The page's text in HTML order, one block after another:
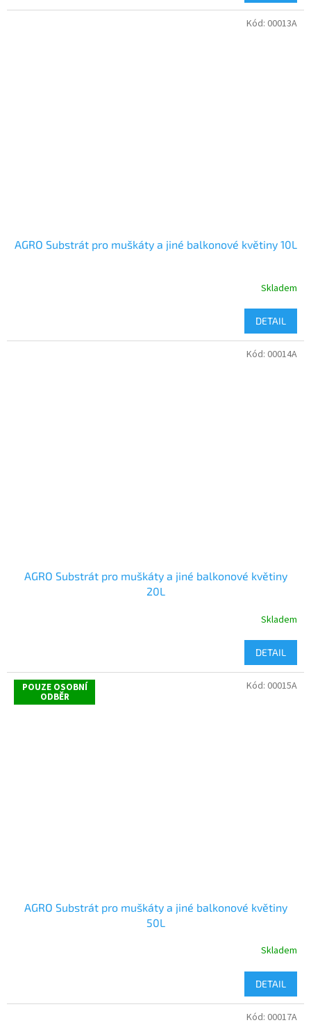
AGRO Substrát pro muškáty a jiné balkonové květiny 10L
Skladem
DETAIL
Kód: 00013A
AGRO Substrát pro muškáty a jiné balkonové květiny
20L
Skladem
DETAIL
Kód: 00014A
POUZE OSOBNÍ
ODBĚR
AGRO Substrát pro muškáty a jiné balkonové květiny
50L
Skladem
DETAIL
Kód: 00015A
Kód: 00017A